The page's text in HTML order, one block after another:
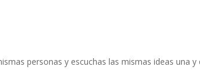
personas y escuchas las mismas ideas una y